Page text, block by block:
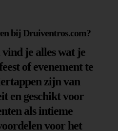
bij Druiventros.com?
je alles wat je
of evenement te
zijn van
en geschikt voor
als intieme
voor het